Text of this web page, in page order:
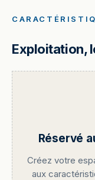
Exploitation,
Réservé
Créez votre
aux